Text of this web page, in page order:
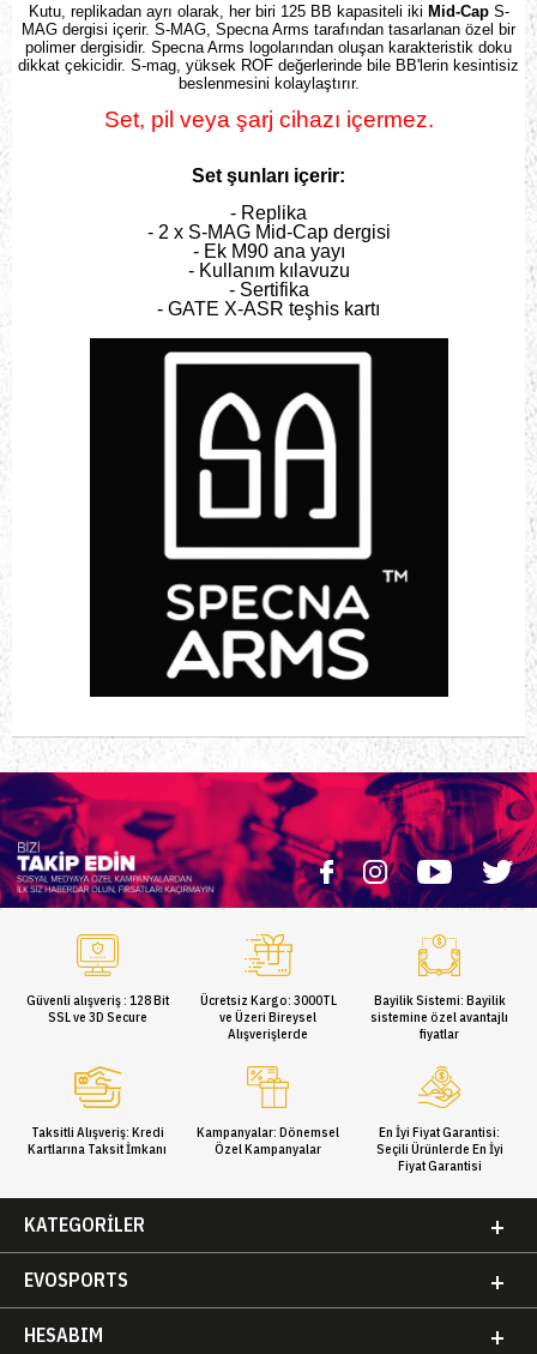
Kutu, replikadan ayrı olarak, her biri 125 BB kapasiteli iki Mid-CapS-
MAG dergisi içerir. S-MAG, Specna Arms tarafından tasarlanan özel bir
polimerdergisidir. Specna Arms logolarından oluşan karakteristik doku
dikkat çekicidir. S-mag, yüksek ROF değerlerinde bile BB'lerin kesintisiz
beslenmesini kolaylaştırır.
Set, pil veya şarj cihazı içermez.
Set şunları içerir:
- Replika
- 2 x S-MAG Mid-Cap dergisi
- Ek M90 ana yayı
- Kullanım kılavuzu
- Sertifika
- GATE X-ASR teşhis kartı
Güvenli alışveriş : 128 Bit
SSL ve 3D Secure
Ücretsiz Kargo: 3000TL
ve Üzeri Bireysel
Alışverişlerde
Bayilik Sistemi: Bayilik
sistemine özel avantajlı
fiyatlar
Taksitli Alışveriş: Kredi
Kartlarına Taksit İmkanı
Kampanyalar: Dönemsel
Özel Kampanyalar
En İyi Fiyat Garantisi:
Seçili Ürünlerde En İyi
Fiyat Garantisi
KATEGORILER
EVOSPORTS
HESABIM